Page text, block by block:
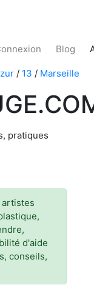
Blog
/ 13 / Marseille
pratiques
artistes
d'aide
conseils,